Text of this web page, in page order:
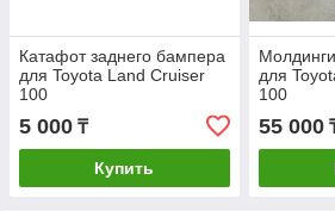
Катафот заднего бампера
для Toyota Land Cruiser
100
5 000 ₸
Купить
для
100
55 000